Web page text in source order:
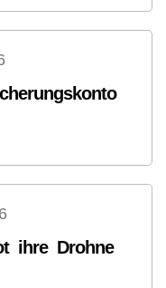
ihre Drohne